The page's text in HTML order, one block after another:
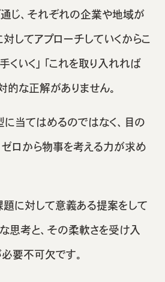
じ、それぞれの企業や地域が
してアプローチしていくからこ
くいく」「これを取り入れれば
的な正解がありません。
当てはめるのではなく、目の
ロから物事を考える力が求め
に対して意義ある提案をして
思考と、その柔軟さを受け入
要不可欠です。